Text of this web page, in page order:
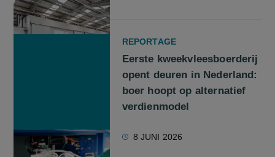
REPORTAGE
Eerste kweekvleesboerderij
opent deuren in Nederland:
boer hoopt op alternatief
verdienmodel
8 JUNI 2026